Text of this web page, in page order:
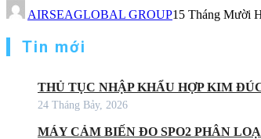
AIRSEAGLOBAL GROUP15 Tháng Mười
Tin mới
THỦ TỤC NHẬP KHẨU HỢP KIM
24 Tháng Bảy, 2026
MÁY CẢM BIẾN ĐO SPO2 PHÂN